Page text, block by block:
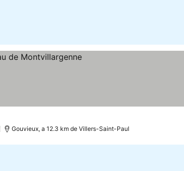
Gouvieux, a 12.3 km de Villers-Saint-Paul